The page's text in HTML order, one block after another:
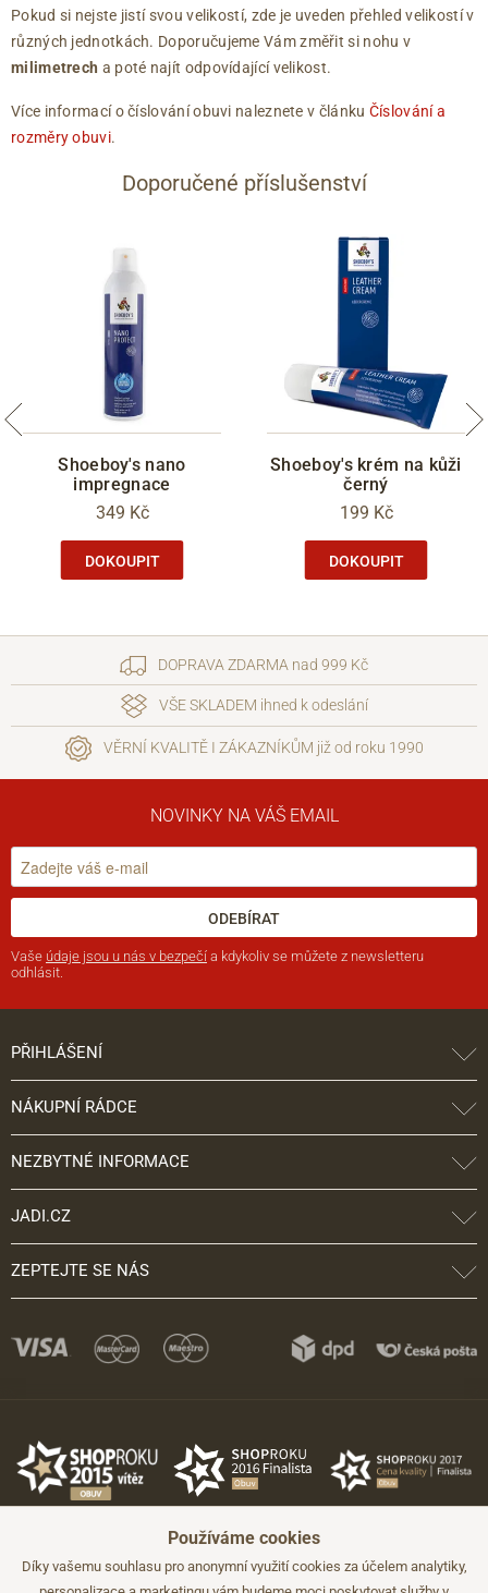
Pokud si nejste jistí svou velikostí, zde je uveden přehled velikostí v
různých jednotkách. Doporučujeme Vám změřit si nohu v
milimetrech a poté najít odpovídající velikost.
Více informací o číslování obuvi naleznete v článku Číslování a
rozměry obuvi.
Doporučené příslušenství
Shoeboy's nano
impregnace
349 Kč
DOKOUPIT
Shoeboy's krém na kůži
černý
199 Kč
DOKOUPIT
DOPRAVA ZDARMA nad 999 Kč
VŠE SKLADEM ihned k odeslání
VĚRNÍ KVALITĚ I ZÁKAZNÍKŮM již od roku 1990
NOVINKY NA VÁŠ EMAIL
ODEBÍRAT
Vaše údaje jsou u nás v bezpečí a kdykoliv se můžete z newsletteru
odhlásit.
PŘIHLÁŠENÍ
NÁKUPNÍ RÁDCE
NEZBYTNÉ INFORMACE
JADI.CZ
ZEPTEJTE SE NÁS
Používáme cookies
Díky vašemu souhlasu pro anonymní využití cookies za účelem analytiky,